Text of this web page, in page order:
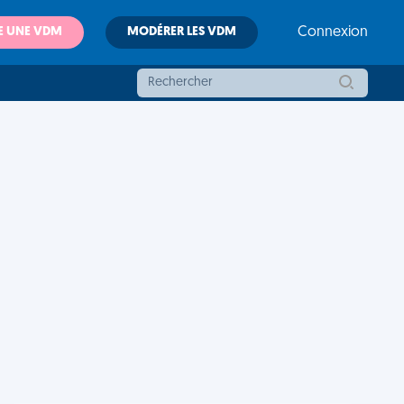
UNE VDM MODÉRER LES VDM Connexion